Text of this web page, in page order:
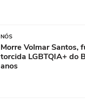
NÓS
Morre Volmar Santos,
torcida LGBTQIA+ do
anos